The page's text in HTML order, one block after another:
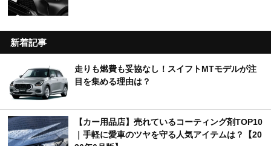
新着記事
走りも燃費も妥協なし！スイフトMTモデルが注
目を集める理由は？
【カー用品店】売れているコーティング剤TOP10
｜手軽に愛車のツヤを守る人気アイテムは？【20